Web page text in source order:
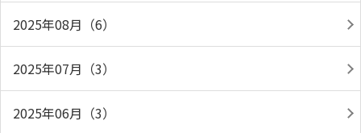
2025年08月（6）
2025年07月（3）
2025年06月（3）